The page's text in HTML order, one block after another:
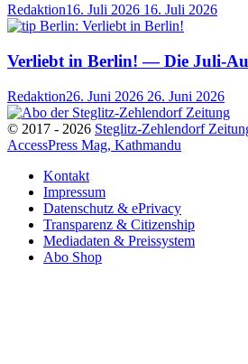
Redaktion16. Juli 2026 16. Juli 2026
Verliebt in Berlin! — Die Juli-
Redaktion26. Juni 2026 26. Juni 2026
© 2017 - 2026 Steglitz-Zehlendorf
AccessPress Mag, Kathmandu
Kontakt
Impressum
Datenschutz & ePrivacy
Transparenz & Citizenship
Mediadaten & Preissystem
Abo Shop